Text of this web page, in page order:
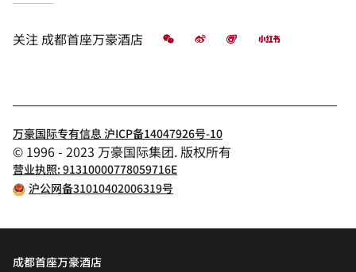
关注 成都首座万豪酒店 微信 微博 飞猪 小红书
万豪国际专有信息 沪ICP备14047926号-10
© 1996 - 2023 万豪国际集团. 版权所有
营业执照: 91310000778059716E
沪公网备31010402006319号
成都首座万豪酒店